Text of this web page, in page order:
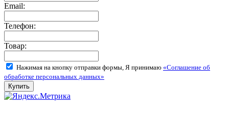
Email:
Телефон:
Товар:
Нажимая на кнопку отправки формы, Я принимаю «Соглашение об
обработке персональных данных»